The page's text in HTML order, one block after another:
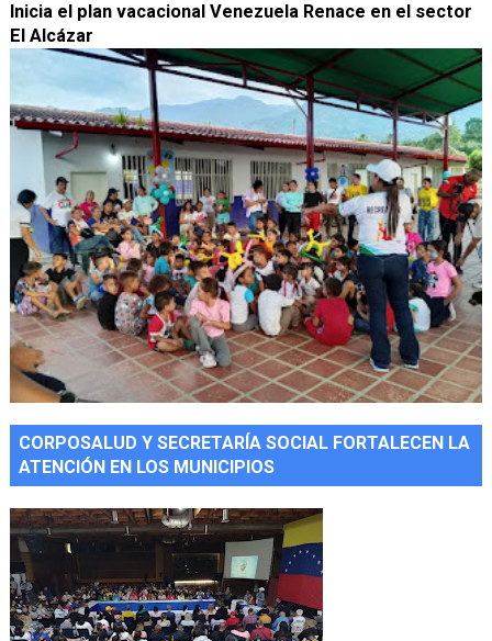
Inicia el plan vacacional Venezuela Renace en el sector
El Alcázar
CORPOSALUD Y SECRETARÍA SOCIAL FORTALECEN LA
ATENCIÓN EN LOS MUNICIPIOS